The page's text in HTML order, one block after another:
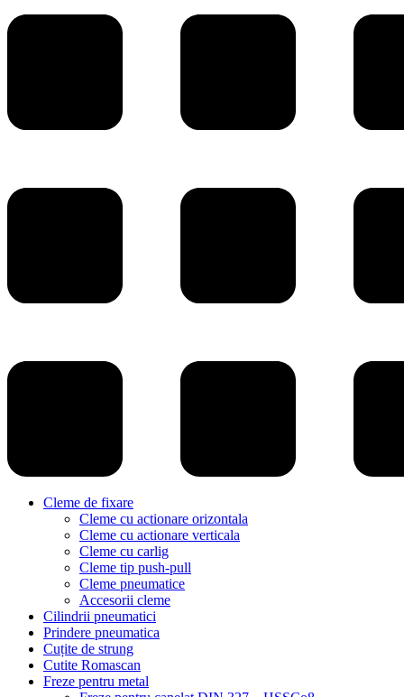
Cleme de fixare
Cleme cu actionare orizontala
Cleme cu actionare verticala
Cleme cu carlig
Cleme tip push-pull
Cleme pneumatice
Accesorii cleme
Cilindrii pneumatici
Prindere pneumatica
Cuțite de strung
Cutite Romascan
Freze pentru metal